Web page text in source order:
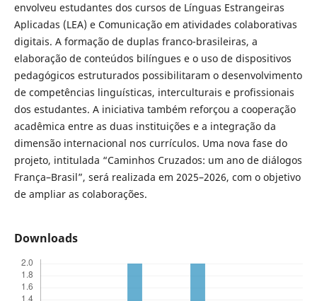
envolveu estudantes dos cursos de Línguas Estrangeiras
Aplicadas (LEA) e Comunicação em atividades colaborativas
digitais. A formação de duplas franco-brasileiras, a
elaboração de conteúdos bilíngues e o uso de dispositivos
pedagógicos estruturados possibilitaram o desenvolvimento
de competências linguísticas, interculturais e profissionais
dos estudantes. A iniciativa também reforçou a cooperação
acadêmica entre as duas instituições e a integração da
dimensão internacional nos currículos. Uma nova fase do
projeto, intitulada “Caminhos Cruzados: um ano de diálogos
França–Brasil”, será realizada em 2025–2026, com o objetivo
de ampliar as colaborações.
Downloads